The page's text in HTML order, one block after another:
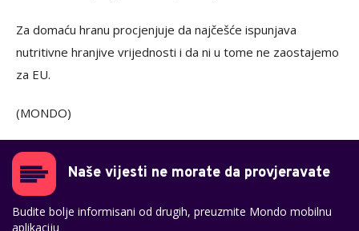
Za domaću hranu procjenjuje da najčešće ispunjava
nutritivne hranjive vrijednosti i da ni u tome ne zaostajemo
za EU.
(MONDO)
Naše vijesti ne morate da provjeravate
Budite bolje informisani od drugih, preuzmite Mondo mobilnu
aplikaciju